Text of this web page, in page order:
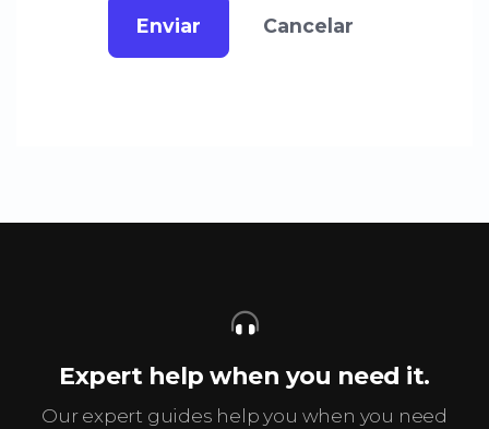
Enviar Cancelar
Expert help when you need it.
Our expert guides help you when you need